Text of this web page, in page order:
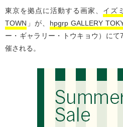
東京を拠点に活動する画家、 イズ
TOWN 」が、 hpgrp GALLERY
ー・ギャラリー・トウキョウ）に
催される。